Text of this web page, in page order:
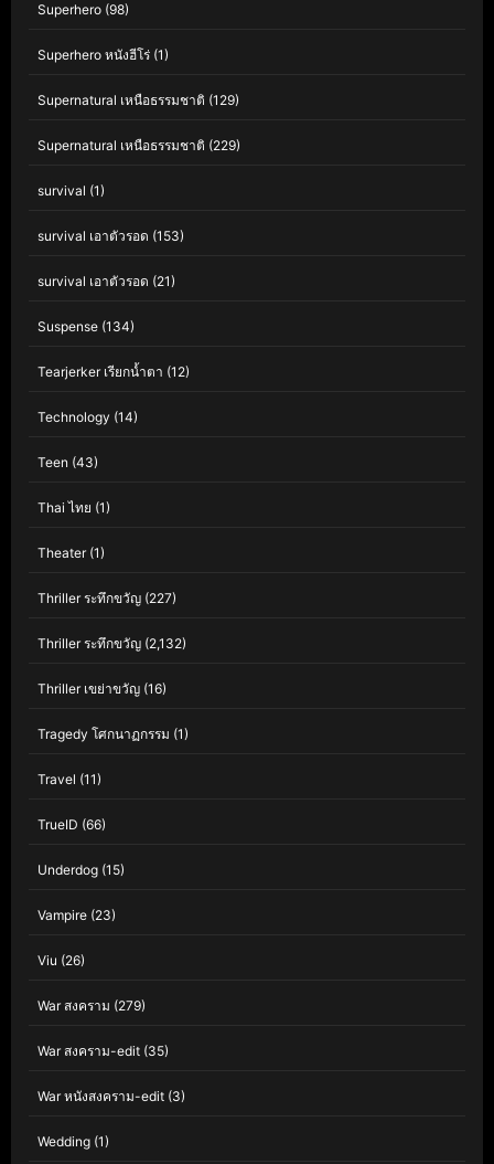
Superhero (98)
Superhero หนังฮีโร่ (1)
Supernatural เหนือธรรมชาติ (129)
Supernatural เหนือธรรมชาติ (229)
survival (1)
survival เอาตัวรอด (153)
survival เอาตัวรอด (21)
Suspense (134)
Tearjerker เรียกน้ำตา (12)
Technology (14)
Teen (43)
Thai ไทย (1)
Theater(1)
Thriller ระทึกขวัญ (227)
Thriller ระทึกขวัญ (2,132)
Thriller เขย่าขวัญ (16)
Tragedy โศกนาฏกรรม (1)
Travel (11)
TrueID (66)
Underdog (15)
Vampire (23)
Viu (26)
War สงคราม (279)
War สงคราม-edit (35)
War หนังสงคราม-edit (3)
Wedding (1)